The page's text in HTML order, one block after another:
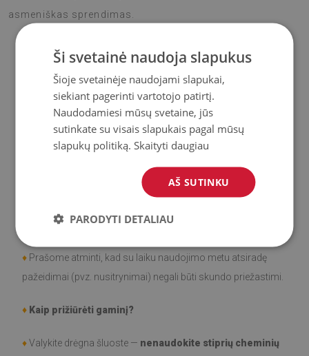
asmeniškas sprendimas.
Medžiaga : Vinilas padengtas PES tinkleliu.
mm
Didelis atsparumas spalvos pasikeitimui ir
Gaminys lengvai valomas, atsparus dėmėms ir vandeniui.
♦ Prašome atminti, kad su laiku naudojimo metu atsiradę
pažeidimai (pvz. nusitrynimai) negali būti skundo priežastimi.
♦ Kaip prižiūrėti gaminį?
♦Valykite drėgna šluoste — nenaudokite stiprių cheminių
Ši svetainė naudoja slapukus
Šioje svetainėje naudojami slapukai,
siekiant pagerinti vartotojo patirtį.
Naudodamiesi mūsų svetaine, jūs
sutinkate su visais slapukais pagal mūsų
slapukų politiką.Skaityti daugiau
AŠ SUTINKU
PARODYTI DETALIAU